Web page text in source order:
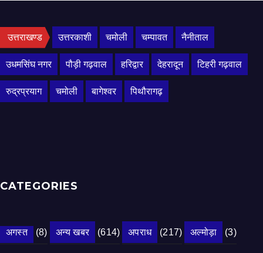
उत्तराखण्ड उत्तरकाशी चमोली चम्पावत नैनीताल
उधमसिंघ नगर पौड़ी गढ़वाल हरिद्वार देहरादून टिहरी गढ़वाल
रुद्रप्रयाग चमोली बागेश्वर पिथौरागढ़
CATEGORIES
अगस्त (8) अन्य खबर (614) अपराध (217) अल्मोड़ा (3)